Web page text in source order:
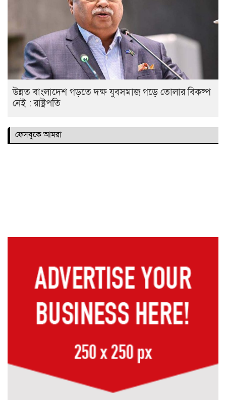
উন্নত বাংলাদেশ গড়তে দক্ষ যুবসমাজ গড়ে তোলার বিকল্প
নেই : রাষ্ট্রপতি
ফেসবুকে আমরা